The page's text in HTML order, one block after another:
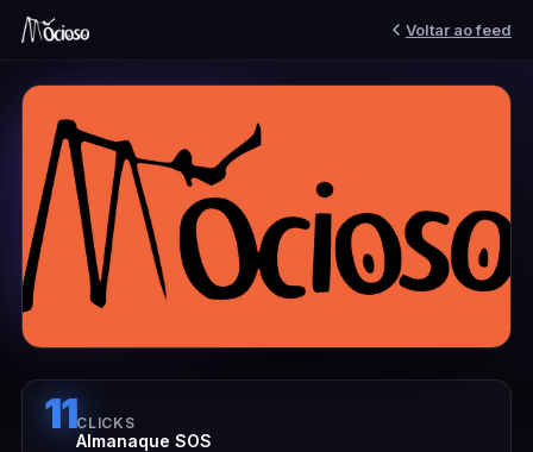
Voltar ao feed
11CLICKS
Almanaque SOS